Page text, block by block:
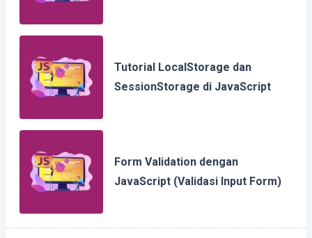
Tutorial LocalStorage dan
SessionStorage di JavaScript
Form Validation dengan
JavaScript (Validasi Input Form)